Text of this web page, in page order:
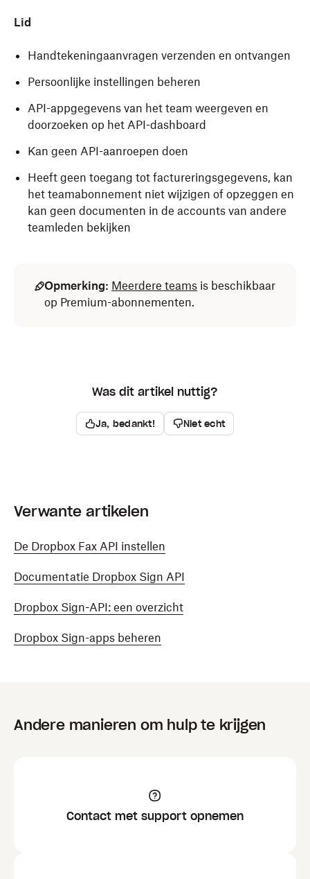
Lid
Handtekeningaanvragen verzenden en ontvangen
Persoonlijke instellingen beheren
API-appgegevens van het team weergeven en
doorzoeken op het API-dashboard
Kan geen API-aanroepen doen
Heeft geen toegang tot factureringsgegevens, kan
het teamabonnement niet wijzigen of opzeggen en
kan geen documenten in de accounts van andere
teamleden bekijken
Opmerking: Meerdere teams is beschikbaar
op Premium-abonnementen.
Was dit artikel nuttig?
Ja, bedankt! Niet echt
Verwante artikelen
De Dropbox Fax API instellen
Documentatie Dropbox Sign API
Dropbox Sign-API: een overzicht
Dropbox Sign-apps beheren
Andere manieren om hulp te krijgen
Contact met support opnemen